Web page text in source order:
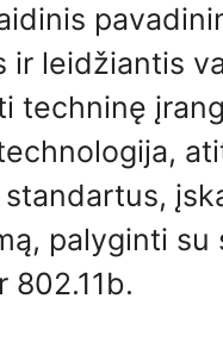
ir leidžiantis
techninę
palyginti
802.11b.